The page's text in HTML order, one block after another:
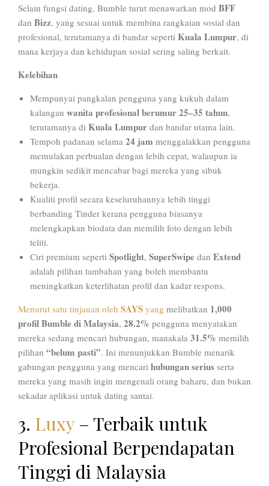
Selain fungsi dating, Bumble turut menawarkan mod BFF
dan Bizz, yang sesuai untuk membina rangkaian sosial dan
profesional, terutamanya di bandar seperti Kuala Lumpur, di
mana kerjaya dan kehidupan sosial sering saling berkait.
Kelebihan
Mempunyai pangkalan pengguna yang kukuh dalam
kalangan wanita profesional berumur 25–35 tahun,
terutamanya di Kuala Lumpur dan bandar utama lain.
Tempoh padanan selama 24 jam menggalakkan pengguna
memulakan perbualan dengan lebih cepat, walaupun ia
mungkin sedikit mencabar bagi mereka yang sibuk
bekerja.
Kualiti profil secara keseluruhannya lebih tinggi
berbanding Tinder kerana pengguna biasanya
melengkapkan biodata dan memilih foto dengan lebih
teliti.
Ciri premium seperti Spotlight, SuperSwipe dan Extend
adalah pilihan tambahan yang boleh membantu
meningkatkan keterlihatan profil dan kadar respons.
Menurut satu tinjauan oleh SAYS yang melibatkan 1,000
profil Bumble di Malaysia, 28.2% pengguna menyatakan
mereka sedang mencari hubungan, manakala 31.5% memilih
pilihan “belum pasti”. Ini menunjukkan Bumble menarik
gabungan pengguna yang mencari hubungan serius serta
mereka yang masih ingin mengenali orang baharu, dan bukan
sekadar aplikasi untuk dating santai.
3. Luxy– Terbaik untuk
Profesional Berpendapatan
Tinggi di Malaysia